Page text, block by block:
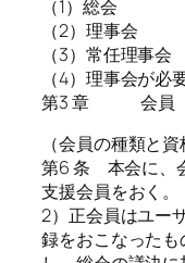
（1）総会
（2）理事会
（3）常任理事会
（4）理事会が
第3 章 会員
（会員の種類と
第6 条 本会に、
支援会員をおく。
2）正会員はユー
録をおこなった